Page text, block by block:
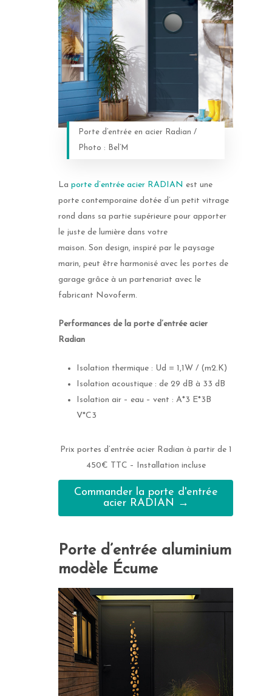
Porte d’entrée en acier Radian /
Photo : Bel’M
La porte d’entrée acier RADIAN est une
porte contemporaine dotée d’un petit vitrage
rond dans sa partie supérieure pour apporter
le juste de lumière dans votre
maison. Son design, inspiré par le paysage
marin, peut être harmonisé avec les portes de
garage grâce à un partenariat avec le
fabricant Novoferm.
Performances de la porte d’entrée acier
Radian
Isolation thermique : Ud = 1,1W / (m2.K)
Isolation acoustique : de 29 dB à 33 dB
Isolation air – eau – vent : A*3 E*3B
V*C3
Prix portes d’entrée acier Radian à partir de 1
450€ TTC – Installation incluse
Commander la porte d'entrée
acier RADIAN →
Porte d’entrée aluminium
modèle Écume